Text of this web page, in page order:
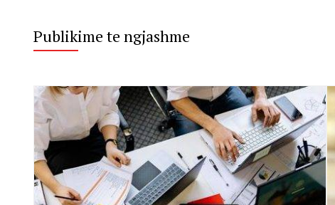
Publikime te ngjashme